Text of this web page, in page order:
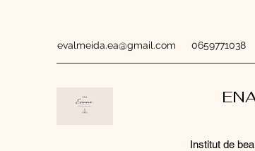
evalmeida.ea@gmail.com 0659771038
Institut de